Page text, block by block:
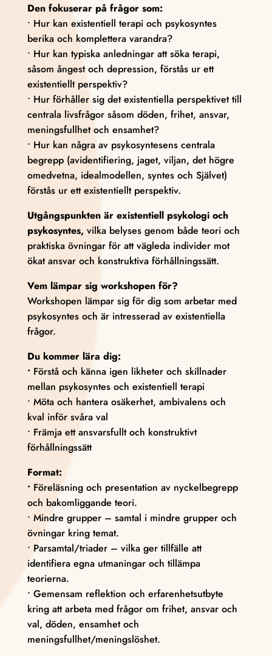
Den fokuserar på frågor som:
• Hur kan existentiell terapi och psykosyntes
berika och komplettera varandra?
• Hur kan typiska anledningar att söka terapi,
såsom ångest och depression, förstås ur ett
existentiellt perspektiv?
• Hur förhåller sig det existentiella perspektivet till
centrala livsfrågor såsom döden, frihet, ansvar,
meningsfullhet och ensamhet?
• Hur kan några av psykosyntesens centrala
begrepp (avidentifiering, jaget, viljan, det högre
omedvetna, idealmodellen, syntes och Självet)
förstås ur ett existentiellt perspektiv.
Utgångspunkten är existentiell psykologi och
psykosyntes, vilka belyses genom både teori och
praktiska övningar för att vägleda individer mot
ökat ansvar och konstruktiva förhållningssätt.
Vem lämpar sig workshopen för?
​Workshopen lämpar sig för dig som arbetar med
psykosyntes och är intresserad av existentiella
frågor.
Du kommer lära dig:
• Förstå och känna igen likheter och skillnader
mellan psykosyntes och existentiell terapi
• Möta och hantera osäkerhet, ambivalens och
kval inför svåra val
• Främja ett ansvarsfullt och konstruktivt
förhållningssätt
Format:
• Föreläsning och presentation av nyckelbegrepp
och bakomliggande teori.
• Mindre grupper – samtal i mindre grupper och
övningar kring temat.
• Parsamtal/triader – vilka ger tillfälle att
identifiera egna utmaningar och tillämpa
teorierna.
• Gemensam reflektion och erfarenhetsutbyte
kring att arbeta med frågor om frihet, ansvar och
val, döden, ensamhet och
meningsfullhet/meningslöshet.